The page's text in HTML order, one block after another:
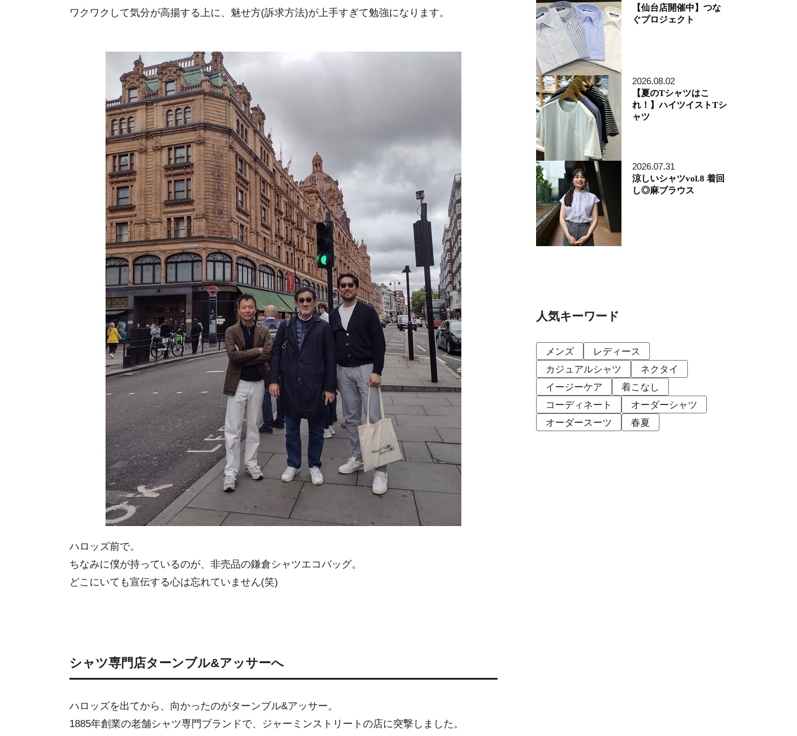
ワクワクして気分が高揚する上に、魅せ方(訴求方法)が上手すぎて勉強になります。
ハロッズ前で。
ちなみに僕が持っているのが、非売品の鎌倉シャツエコバッグ。
どこにいても宣伝する心は忘れていません(笑)
シャツ専門店ターンブル&アッサーへ
ハロッズを出てから、向かったのがターンブル&アッサー。
1885年創業の老舗シャツ専門ブランドで、ジャーミンストリートの店に突撃しました。
【仙台店開催中】つな
ぐプロジェクト
2026.08.02
【夏のTシャツはこ
れ！】ハイツイストTシ
ャツ
2026.07.31
涼しいシャツvol.8 着回
し◎麻ブラウス
人気キーワード
メンズ
レディース
カジュアルシャツ
ネクタイ
イージーケア
着こなし
コーディネート
オーダーシャツ
オーダースーツ
春夏